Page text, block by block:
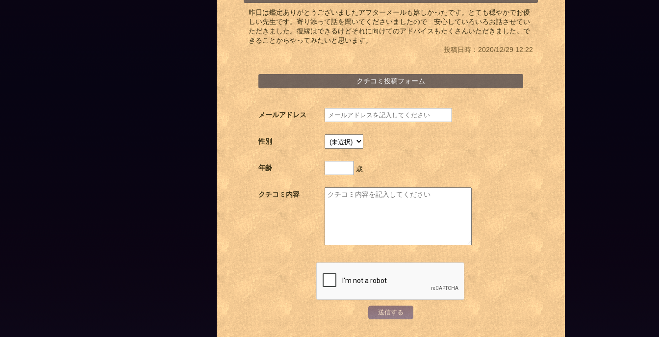
昨日は鑑定ありがとうございましたアフターメールも嬉しかったです。とても穏やかでお優
しい先生です。寄り添って話を聞いてくださいましたので 安心していろいろお話させてい
ただきました。復縁はできるけどそれに向けてのアドバイスもたくさんいただきました。で
きることからやってみたいと思います。
投稿日時：2020/12/29 12:22
クチコミ投稿フォーム
メールアドレス
性別
年齢 歳
クチコミ内容
送信する